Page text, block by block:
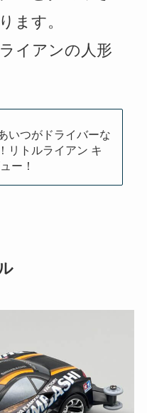
ます。
イアンの人形
いつがドライバーな
リトルライアン キ
ー！